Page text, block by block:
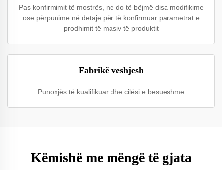
Pas konfirmimit të mostrës, ne do të bëjmë disa modifikime
ose përpunime në detaje për të konfirmuar parametrat e
prodhimit të masiv të produktit
Fabrikë veshjesh
Punonjës të kualifikuar dhe cilësi e besueshme
Këmishë me mëngë të gjata